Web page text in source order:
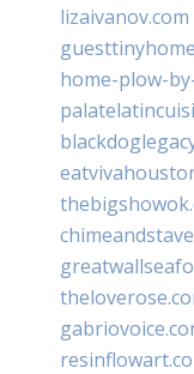
lizaivanov.com
home-plow-